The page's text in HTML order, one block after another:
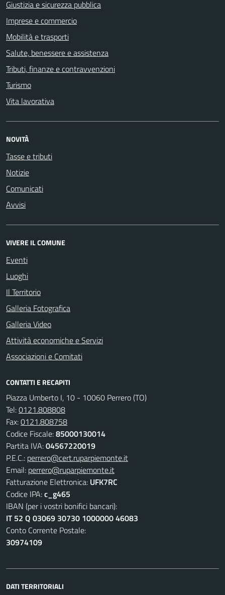
Giustizia e sicurezza pubblica
Imprese e commercio
Mobilità e trasporti
Salute, benessere e assistenza
Tributi, finanze e contravvenzioni
Turismo
Vita lavorativa
NOVITÀ
Tasse e tributi
Notizie
Comunicati
Avvisi
VIVERE IL COMUNE
Eventi
Luoghi
Il Territorio
Galleria Fotografica
Galleria Video
Attività economiche e Servizi
Associazioni e Comitati
CONTATTI E RECAPITI
Piazza Umberto I, 10 - 10060 Perrero (TO)
Tel:0121.808808
Fax:0121.808758
Codice Fiscale:85000130014
Partita IVA:04567220019
P.E.C.: perrero@cert.ruparpiemonte.it
Email: perrero@ruparpiemonte.it
Fatturazione Elettronica: UFK7RC
Codice IPA:c_g465
IBAN (per i vostri bonifici bancari):
IT 52 Q 03069 30730 1000000 46083
Conto Corrente Postale:
30974109
DATI TERRITORIALI